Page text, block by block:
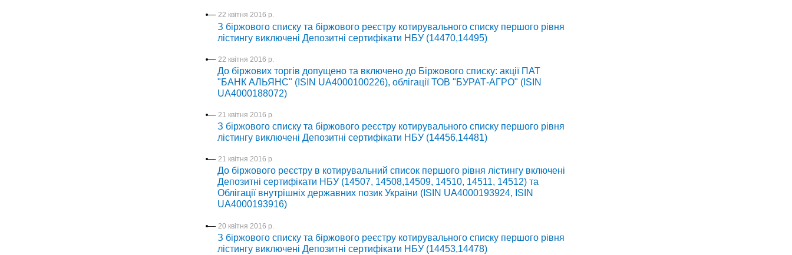
22 квітня 2016 р.
З біржового списку та біржового реєстру котирувального списку першого рівня
лістингу виключені Депозитні сертифікати НБУ (14470,14495)
22 квітня 2016 р.
До біржових торгів допущено та включено до Біржового списку: акції ПАТ
"БАНК АЛЬЯНС" (ISIN UA4000100226), облігації ТОВ "БУРАТ-АГРО" (ISIN
UA4000188072)
21 квітня 2016 р.
З біржового списку та біржового реєстру котирувального списку першого рівня
лістингу виключені Депозитні сертифікати НБУ (14456,14481)
21 квітня 2016 р.
До біржового реєстру в котирувальний список першого рівня лістингу включені
Депозитні сертифікати НБУ (14507, 14508,14509, 14510, 14511, 14512) та
Облігації внутрішніх державних позик України (ISIN UA4000193924, ISIN
UA4000193916)
20 квітня 2016 р.
З біржового списку та біржового реєстру котирувального списку першого рівня
лістингу виключені Депозитні сертифікати НБУ (14453,14478)